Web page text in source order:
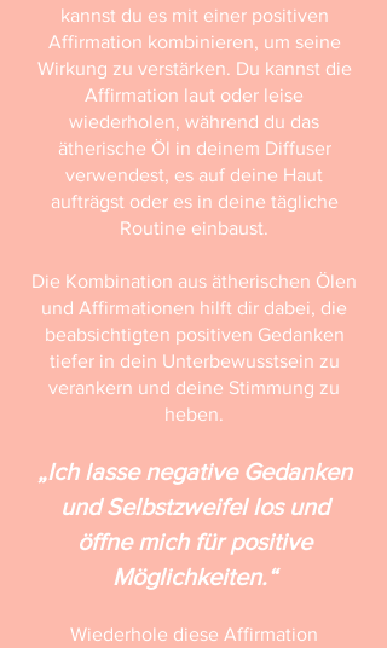
kannst du es mit einer positiven
Affirmation kombinieren, um seine
Wirkung zu verstärken. Du kannst die
Affirmation laut oder leise
wiederholen, während du das
ätherische Öl in deinem Diffuser
verwendest, es auf deine Haut
aufträgst oder es in deine tägliche
Routine einbaust.
Die Kombination aus ätherischen Ölen
und Affirmationen hilft dir dabei, die
beabsichtigten positiven Gedanken
tiefer in dein Unterbewusstsein zu
verankern und deine Stimmung zu
heben.
„Ich lasse negative Gedanken
und Selbstzweifel los und
öffne mich für positive
Möglichkeiten.“
Wiederhole diese Affirmation